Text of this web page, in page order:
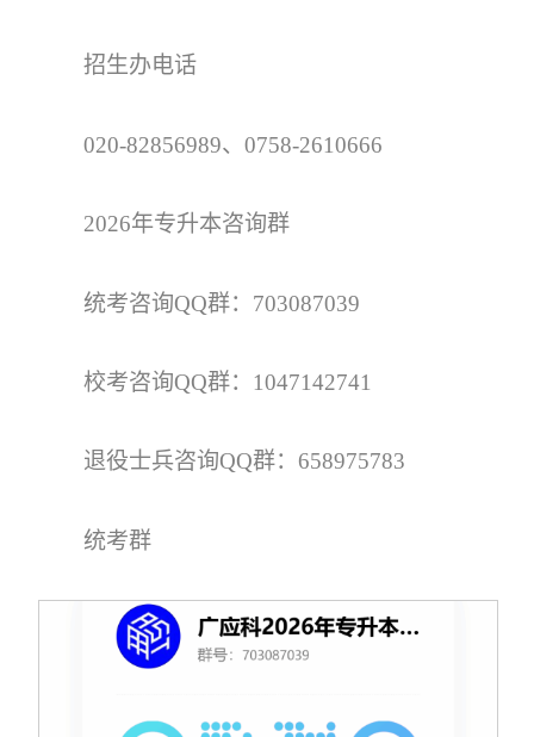
招生办电话
020-82856989、0758-2610666
2026年专升本咨询群
统考咨询QQ群：703087039
校考咨询QQ群：1047142741
退役士兵咨询QQ群：658975783
统考群